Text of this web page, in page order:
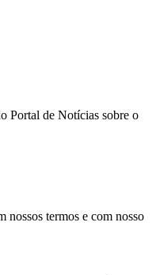
Portal de Notícias sobre o
nossos termos e com nosso